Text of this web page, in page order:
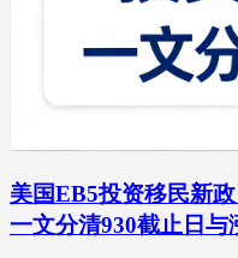
美国EB5投资移民新
一文分清930截止日与